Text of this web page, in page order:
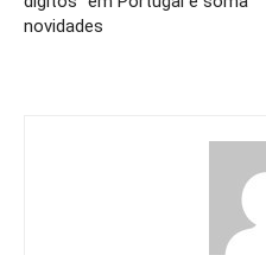
novidades